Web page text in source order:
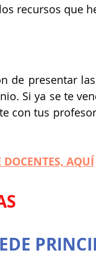
recursos que
de presentar las
Si ya se te
con tus
DOCENTES, AQUÍ